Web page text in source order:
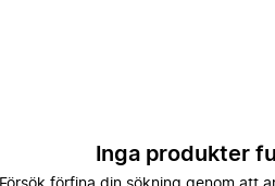
Inga produkter